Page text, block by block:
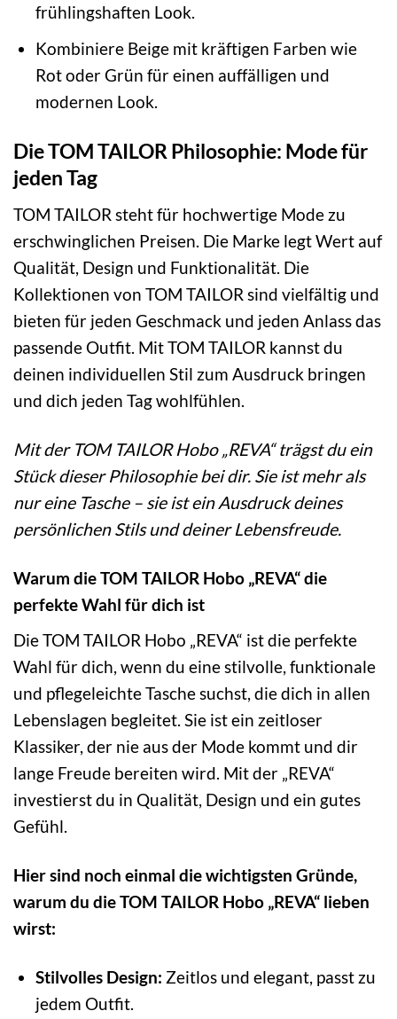
frühlingshaften Look.
Kombiniere Beige mit kräftigen Farben wie
Rot oder Grün für einen auffälligen und
modernen Look.
Die TOM TAILOR Philosophie: Mode für
jeden Tag
TOM TAILOR steht für hochwertige Mode zu
erschwinglichen Preisen. Die Marke legt Wert auf
Qualität, Design und Funktionalität. Die
Kollektionen von TOM TAILOR sind vielfältig und
bieten für jeden Geschmack und jeden Anlass das
passende Outfit. Mit TOM TAILOR kannst du
deinen individuellen Stil zum Ausdruck bringen
und dich jeden Tag wohlfühlen.
Mit der TOM TAILOR Hobo „REVA“ trägst du ein
Stück dieser Philosophie bei dir. Sie ist mehr als
nur eine Tasche – sie ist ein Ausdruck deines
persönlichen Stils und deiner Lebensfreude.
Warum die TOM TAILOR Hobo „REVA“ die
perfekte Wahl für dich ist
Die TOM TAILOR Hobo „REVA“ ist die perfekte
Wahl für dich, wenn du eine stilvolle, funktionale
und pflegeleichte Tasche suchst, die dich in allen
Lebenslagen begleitet. Sie ist ein zeitloser
Klassiker, der nie aus der Mode kommt und dir
lange Freude bereiten wird. Mit der „REVA“
investierst du in Qualität, Design und ein gutes
Gefühl.
Hier sind noch einmal die wichtigsten Gründe,
warum du die TOM TAILOR Hobo „REVA“ lieben
wirst:
Stilvolles Design: Zeitlos und elegant, passt zu
jedem Outfit.